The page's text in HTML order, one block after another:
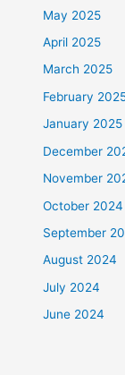
May 2025
April 2025
March 2025
February
January 2025
December
November
October 2024
September
August 2024
July 2024
June 2024